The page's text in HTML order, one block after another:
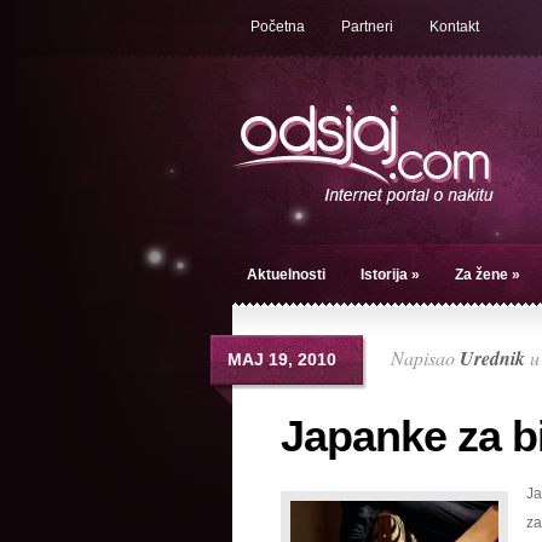
Početna Partneri Kontakt
Aktuelnosti Istorija » Za žene »
МАЈ 19, 2010 Napisao Urednik u
Japanke za